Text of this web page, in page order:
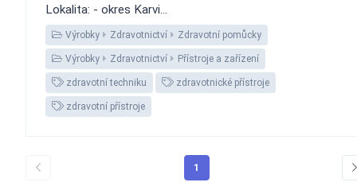
Lokalita: - okres Karvi...
Výrobky Zdravotnictví Zdravotní pomůcky
Výrobky Zdravotnictví Přístroje a zařízení
zdravotní techniku zdravotnické přístroje
zdravotní přístroje
1